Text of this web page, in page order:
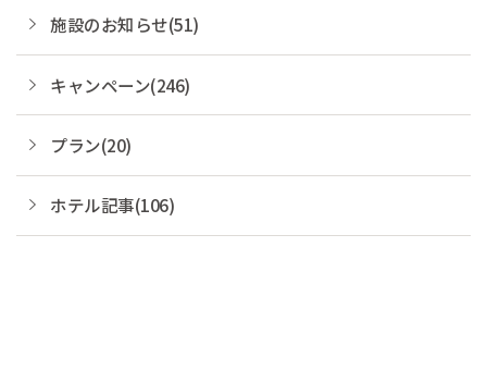
施設のお知らせ(51)
キャンペーン(246)
プラン(20)
ホテル記事(106)